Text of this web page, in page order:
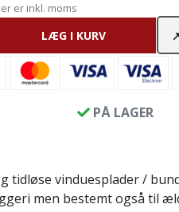
er inkl. moms
LÆG I KURV
PÅ LAGER
tidløse vinduesplader /
men bestemt også til